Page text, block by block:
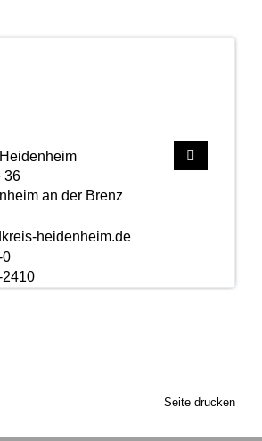
36
an der Brenz
heidenheim.de
0
Seite drucken